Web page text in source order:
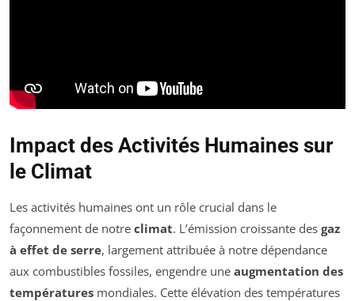
Impact des Activités Humaines sur
le Climat
Les activités humaines ont un rôle crucial dans le
façonnement de notre climat. L’émission croissante des gaz
à effet de serre, largement attribuée à notre dépendance
aux combustibles fossiles, engendre une augmentation des
températures mondiales. Cette élévation des températures